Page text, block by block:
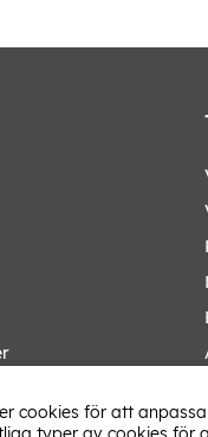
cookies för att